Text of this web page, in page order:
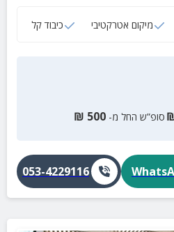
מיקום אטרקטיבי כיבוד קל
סופ”ש החל מ- 500
₪
053-4229116